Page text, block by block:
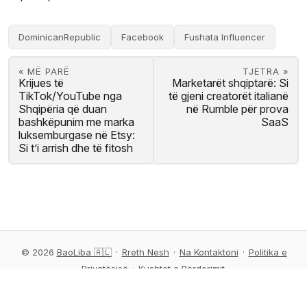
DominicanRepublic Facebook Fushata Influencer
« MË PARË
Krijues të
TikTok/YouTube nga
Shqipëria që duan
bashkëpunim me marka
luksemburgase në Etsy:
Si t’i arrish dhe të fitosh
TJETRA »
Marketarët shqiptarë: Si
të gjeni creatorët italianë
në Rumble për prova
SaaS
© 2026 BaoLiba 🇦🇱 · Rreth Nesh · Na Kontaktoni · Politika e
Privatësisë · Kushtet e Përdorimit